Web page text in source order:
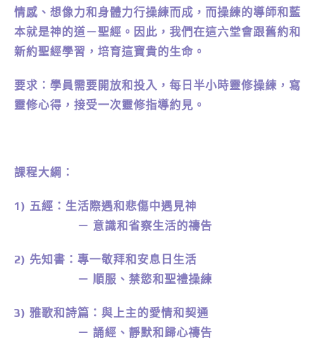
情感、想像力和身體力行操練而成，而操練的導師和藍
本就是神的道－聖經。因此，我們在這六堂會跟舊約和
新約聖經學習，培育這寶貴的生命。
要求：學員需要開放和投入，每日半小時靈修操練，寫
靈修心得，接受一次靈修指導約見。
課程大綱：
1) 五經：生活際遇和悲傷中遇見神
－ 意識和省察生活的禱告
2) 先知書：專一敬拜和安息日生活
－ 順服、禁慾和聖禮操練
3) 雅歌和詩篇：與上主的愛情和契通
－ 誦經、靜默和歸心禱告